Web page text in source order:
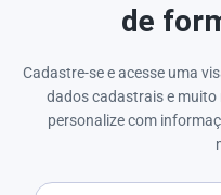
de
Cadastre-se e acesse uma
dados cadastrais e
personalize com